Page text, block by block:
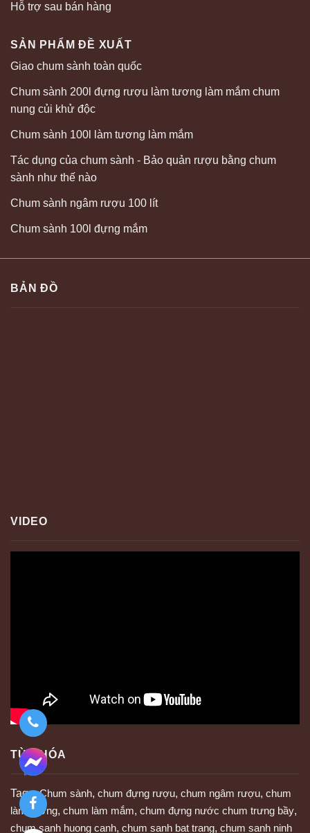
Hỗ trợ sau bán hàng
SẢN PHẨM ĐỀ XUẤT
Giao chum sành toàn quốc
Chum sành 200l đựng rượu làm tương làm mắm chum
nung củi khử độc
Chum sành 100l làm tương làm mắm
Tác dụng của chum sành - Bảo quản rượu bằng chum
sành như thế nào
Chum sành ngâm rượu 100 lít
Chum sành 100l đựng mắm
BẢN ĐỒ
VIDEO
TỪ KHÓA
Tags:Chum sành, chum đựng rượu, chum ngâm rượu, chum
làm tương, chum làm mắm, chum đựng nước chum trưng bầy,
chum sanh huong canh, chum sanh bat trang, chum sanh ninh